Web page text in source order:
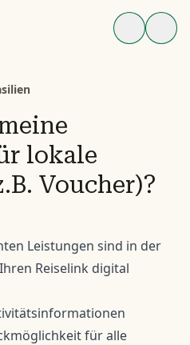
lokale
Voucher)?
Leistungen sind in der
Reiselink digital
für alle